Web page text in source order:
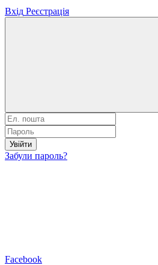
Вхід Реєстрація
Увійти
Забули пароль?
Facebook